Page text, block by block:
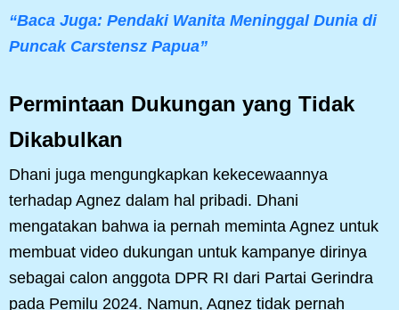
“Baca Juga: Pendaki Wanita Meninggal Dunia di
Puncak Carstensz Papua”
Permintaan Dukungan yang Tidak
Dikabulkan
Dhani juga mengungkapkan kekecewaannya
terhadap Agnez dalam hal pribadi. Dhani
mengatakan bahwa ia pernah meminta Agnez untuk
membuat video dukungan untuk kampanye dirinya
sebagai calon anggota DPR RI dari Partai Gerindra
pada Pemilu 2024. Namun, Agnez tidak pernah